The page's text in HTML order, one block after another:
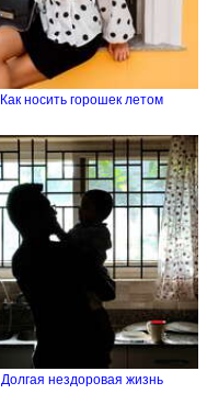
Как носить горошек летом
Долгая нездоровая жизнь